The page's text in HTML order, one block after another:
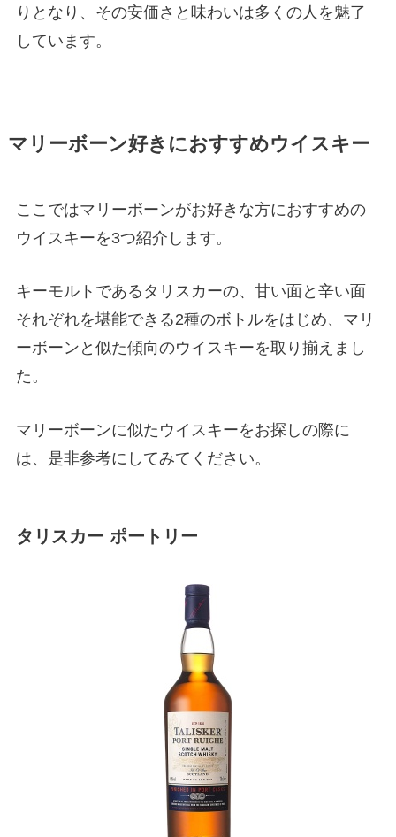
りとなり、その安価さと味わいは多くの人を魅了
しています。
マリーボーン好きにおすすめウイスキー
ここではマリーボーンがお好きな方におすすめの
ウイスキーを3つ紹介します。
キーモルトであるタリスカーの、甘い面と辛い面
それぞれを堪能できる2種のボトルをはじめ、マリ
ーボーンと似た傾向のウイスキーを取り揃えまし
た。
マリーボーンに似たウイスキーをお探しの際に
は、是非参考にしてみてください。
タリスカー ポートリー